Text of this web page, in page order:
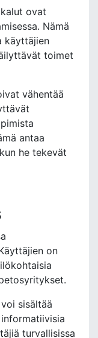
ovat
Nämä
käyttäjien
toimet
vähentää
antaa
he tekevät
on
sisältää
turvallisissa